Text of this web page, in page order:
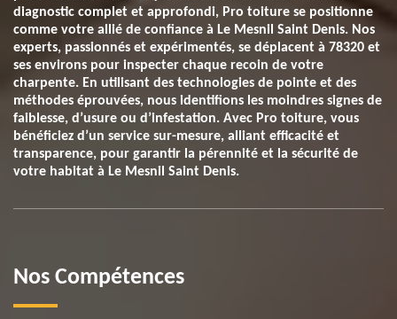
diagnostic complet et approfondi, Pro toiture se positionne
comme votre allié de confiance à Le Mesnil Saint Denis. Nos
experts, passionnés et expérimentés, se déplacent à 78320 et
ses environs pour inspecter chaque recoin de votre
charpente. En utilisant des technologies de pointe et des
méthodes éprouvées, nous identifions les moindres signes de
faiblesse, d’usure ou d’infestation. Avec Pro toiture, vous
bénéficiez d’un service sur-mesure, alliant efficacité et
transparence, pour garantir la pérennité et la sécurité de
votre habitat à Le Mesnil Saint Denis.
Nos Compétences